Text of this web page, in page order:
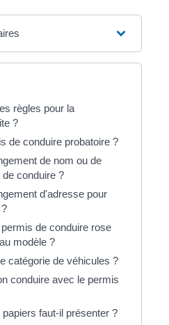
règles pour la
?
de conduire probatoire ?
de nom ou de
conduire ?
d'adresse pour
de conduire rose
modèle ?
catégorie de véhicules ?
conduire avec le permis
faut-il présenter ?